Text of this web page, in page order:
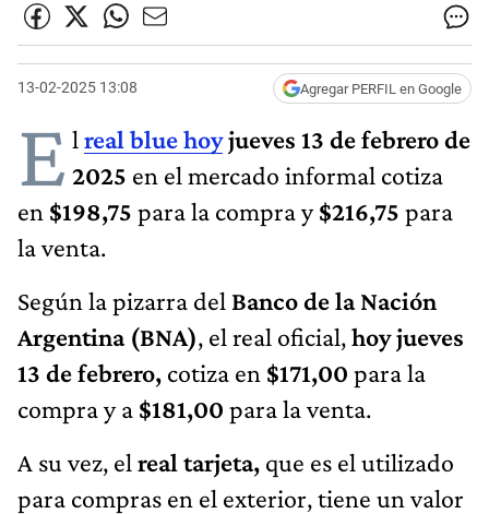
13-02-2025 13:08 Agregar PERFIL en Google
E l real blue hoyjueves 13 de febrero de
2025 en el mercado informal cotiza
en $198,75 para la compra y$216,75 para
la venta.
Según la pizarra del Banco de la Nación
Argentina (BNA), el real oficial,hoy jueves
13 de febrero, cotiza en $171,00 para la
compra y a $181,00 para la venta.
A su vez, el real tarjeta, que es el utilizado
para compras en el exterior, tiene un valor